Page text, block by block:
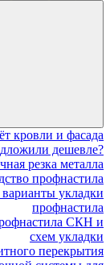
кровли и фасада
дешевле?
резка металла
профнастила
укладки
профнастила
СКН и
схем укладки
перекрытия